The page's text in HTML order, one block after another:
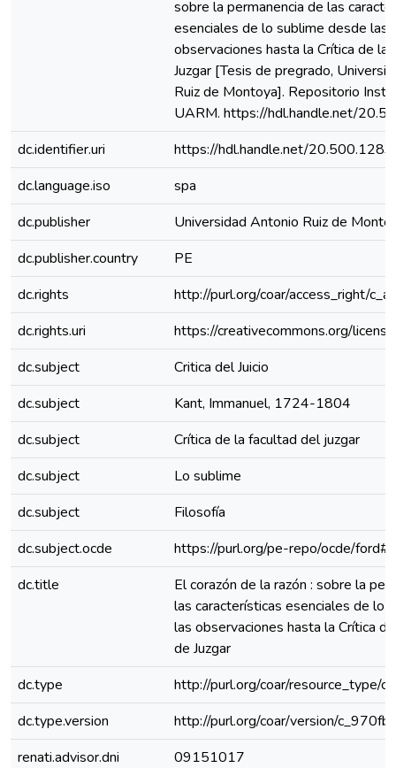
sobre la permanencia de las
esenciales de lo sublime desde las
observaciones hasta la Crítica de la
Juzgar [Tesis de pregrado,
Ruiz de Montoya]. Repositorio
UARM. https://hdl.handle.net/
dc.identifier.uri
https://hdl.handle.net/
dc.language.iso
spa
dc.publisher
Universidad Antonio Ruiz de
dc.publisher.country
PE
dc.rights
http://purl.org/coar/access_right/
dc.rights.uri
https://creativecommons.org/
dc.subject
Critica del Juicio
dc.subject
Kant, Immanuel, 1724-1804
dc.subject
Crítica de la facultad del juzgar
dc.subject
Lo sublime
dc.subject
Filosofía
dc.subject.ocde
https://purl.org/pe-repo/ocde/
dc.title
El corazón de la razón : sobre la
las características esenciales de lo
las observaciones hasta la Crítica
de Juzgar
dc.type
http://purl.org/coar/resource_type/
dc.type.version
http://purl.org/coar/version/
renati.advisor.dni
09151017